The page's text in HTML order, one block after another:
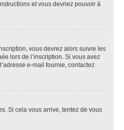
et vous devriez pouvoir à
vous devrez alors suivre les
lors de l’inscription. Si vous avez
e-mail fournie, contactez
Si cela vous arrive, tentez de vous